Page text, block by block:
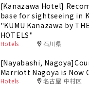
[Kanazawa Hotel]
base for sightseeing in
"KUMU Kanazawa by
HOTELS"
Hotels 石川県
[Nayabashi,
Marriott Nagoya is Now
Hotels 名古屋 中村区